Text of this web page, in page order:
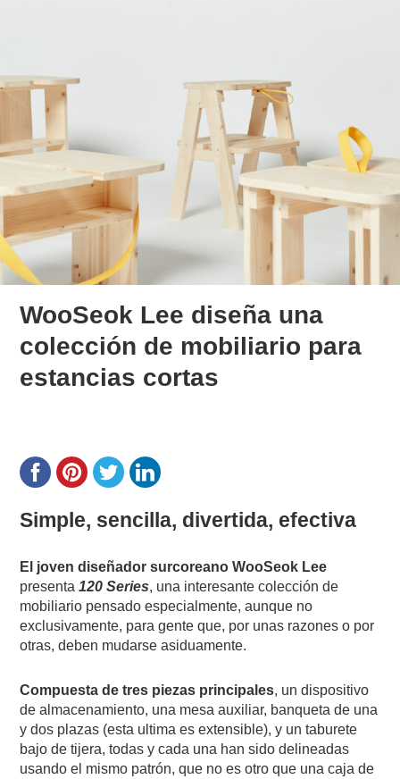
WooSeok Lee diseña una
colección de mobiliario para
estancias cortas
Simple, sencilla, divertida, efectiva
El joven diseñador surcoreano WooSeok Lee
presenta120 Series, una interesante colección de
mobiliario pensado especialmente, aunque no
exclusivamente, para gente que, por unas razones o por
otras, deben mudarse asiduamente.
Compuesta de tres piezas principales, un dispositivo
de almacenamiento, una mesa auxiliar, banqueta de una
y dos plazas (esta ultima es extensible), y un taburete
bajo de tijera, todas y cada una han sido delineadas
usando el mismo patrón, que no es otro que una caja de